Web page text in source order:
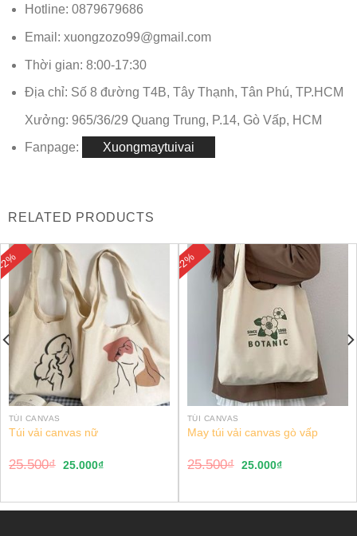
Hotline: 0879679686
Email: xuongzozo99@gmail.com
Thời gian: 8:00-17:30
Địa chỉ: Số 8 đường T4B, Tây Thạnh, Tân Phú, TP.HCM
Xưởng: 965/36/29 Quang Trung, P.14, Gò Vấp, HCM
Fanpage: Xuongmaytuivai
RELATED PRODUCTS
TÚI CANVAS
Túi vải canvas nữ
25.500₫ 25.000₫
-2%
TÚI CANVAS
May túi vải canvas gò vấp
25.500₫ 25.000₫